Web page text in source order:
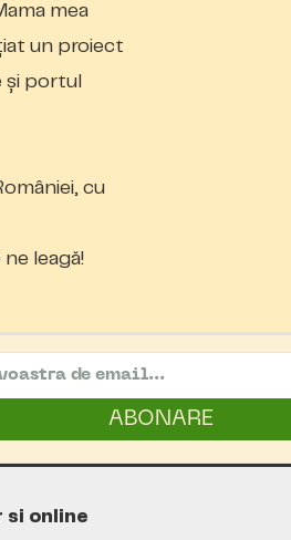
mea
un proiect
și portul
cu
leagă!
ABONARE
si online